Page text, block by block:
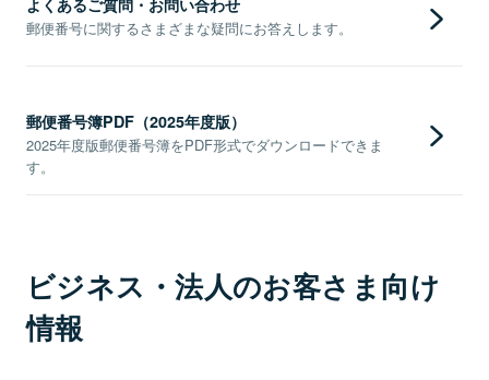
よくあるご質問・お問い合わせ
郵便番号に関するさまざまな疑問にお答えします。
郵便番号簿PDF（2025年度版）
2025年度版郵便番号簿をPDF形式でダウンロードできま
す。
ビジネス・法人のお客さま向け
情報